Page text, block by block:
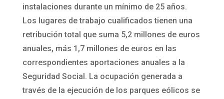
instalaciones durante un mínimo de 25 años.
Los lugares de trabajo cualificados tienen una
retribución total que suma 5,2 millones de euros
anuales, más 1,7 millones de euros en las
correspondientes aportaciones anuales a la
Seguridad Social. La ocupación generada a
través de la ejecución de los parques eólicos se